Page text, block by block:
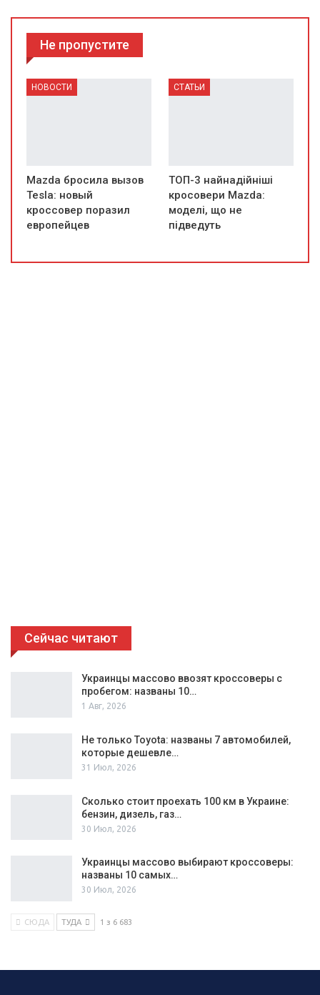
Не пропустите
НОВОСТИ
Mazda бросила вызов
Tesla: новый
кроссовер поразил
европейцев
СТАТЬИ
ТОП-3 найнадійніші
кросовери Mazda:
моделі, що не
підведуть
Сейчас читают
Украинцы массово ввозят кроссоверы с
пробегом: названы 10…
1 Авг, 2026
Не только Toyota: названы 7 автомобилей,
которые дешевле…
31 Июл, 2026
Сколько стоит проехать 100 км в Украине:
бензин, дизель, газ…
30 Июл, 2026
Украинцы массово выбирают кроссоверы:
названы 10 самых…
30 Июл, 2026
СЮДА ТУДА 1 з 6 683